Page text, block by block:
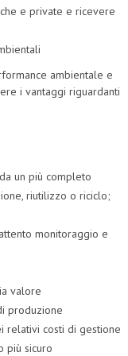
e private e ricevere
ambientale e
i vantaggi riguardanti
un più completo
riutilizzo o riciclo;
monitoraggio e
valore
produzione
relativi costi di gestione
più sicuro